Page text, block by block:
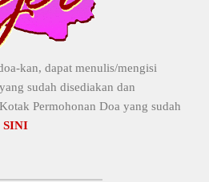
kan, dapat menulis/mengisi
sudah disediakan dan
Permohonan Doa yang sudah